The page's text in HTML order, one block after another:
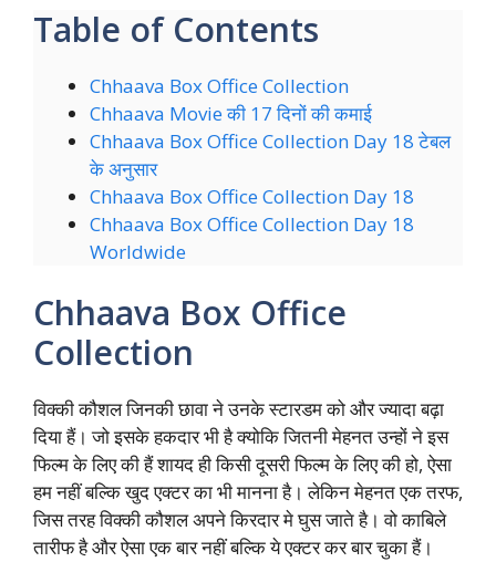
Table of Contents
Chhaava Box Office Collection
Chhaava Movie की 17 दिनों की कमाई
Chhaava Box Office Collection Day 18 टेबल
के अनुसार
Chhaava Box Office Collection Day 18
Chhaava Box Office Collection Day 18
Worldwide
Chhaava Box Office
Collection
विक्की कौशल जिनकी छावा ने उनके स्टारडम को और ज्यादा बढ़ा
दिया हैं। जो इसके हकदार भी है क्योकि जितनी मेहनत उन्हों ने इस
फिल्म के लिए की हैं शायद ही किसी दूसरी फिल्म के लिए की हो, ऐसा
हम नहीं बल्कि खुद एक्टर का भी मानना है। लेकिन मेहनत एक तरफ,
जिस तरह विक्की कौशल अपने किरदार मे घुस जाते है। वो काबिले
तारीफ है और ऐसा एक बार नहीं बल्कि ये एक्टर कर बार चुका हैं।